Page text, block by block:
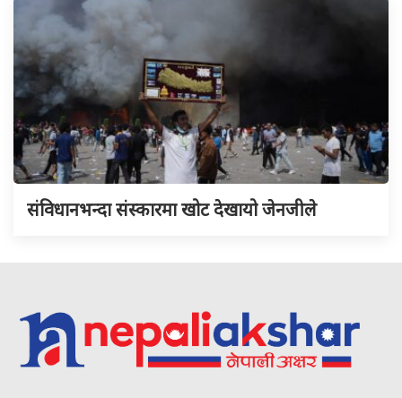
संविधानभन्दा संस्कारमा खोट देखायो जेनजीले